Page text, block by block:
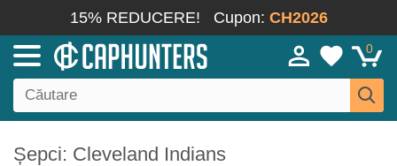
15% REDUCERE! Cupon: CH2026
0
Șepci: Cleveland Indians